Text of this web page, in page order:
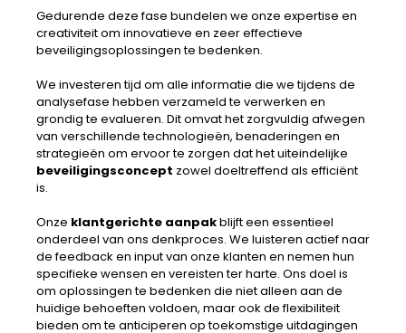
Gedurende deze fase bundelen we onze expertise en
creativiteit om innovatieve en zeer effectieve
beveiligingsoplossingen te bedenken.
We investeren tijd om alle informatie die we tijdens de
analysefase hebben verzameld te verwerken en
grondig te evalueren. Dit omvat het zorgvuldig afwegen
van verschillende technologieën, benaderingen en
strategieën om ervoor te zorgen dat het uiteindelijke
beveiligingsconcept zowel doeltreffend als efficiënt
is.
Onze klantgerichte aanpakblijft een essentieel
onderdeel van ons denkproces. We luisteren actief naar
de feedback en input van onze klanten en nemen hun
specifieke wensen en vereisten ter harte. Ons doel is
om oplossingen te bedenken die niet alleen aan de
huidige behoeften voldoen, maar ook de flexibiliteit
bieden om te anticiperen op toekomstige uitdagingen